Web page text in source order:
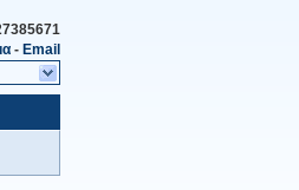
- Email